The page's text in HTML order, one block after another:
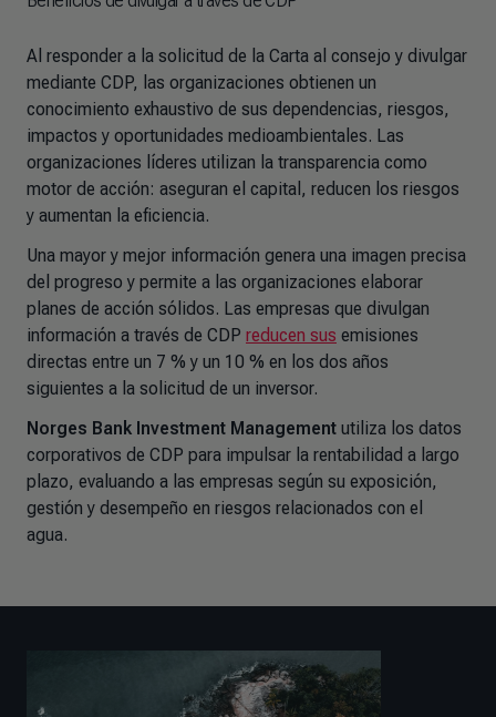
Al responder a la solicitud de la Carta al consejo y divulgar
mediante CDP, las organizaciones obtienen un
conocimiento exhaustivo de sus dependencias, riesgos,
impactos y oportunidades medioambientales. Las
organizaciones líderes utilizan la transparencia como
motor de acción: aseguran el capital, reducen los riesgos
y aumentan la eficiencia.
Una mayor y mejor información genera una imagen precisa
del progreso y permite a las organizaciones elaborar
planes de acción sólidos. Las empresas que divulgan
información a través de CDP reducen sus emisiones
directas entre un 7 % y un 10 % en los dos años
siguientes a la solicitud de un inversor.
Norges Bank Investment Management utiliza los datos
corporativos de CDP para impulsar la rentabilidad a largo
plazo, evaluando a las empresas según su exposición,
gestión y desempeño en riesgos relacionados con el
agua.